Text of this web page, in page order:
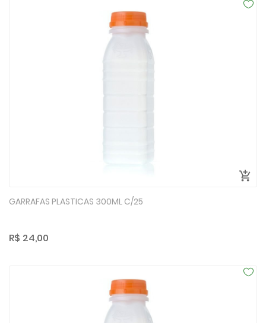
GARRAFAS PLASTICAS 300ML C/25
R$ 24,00